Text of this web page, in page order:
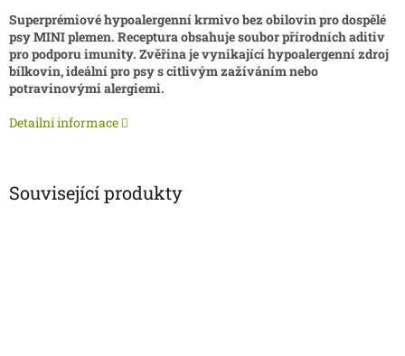
Superprémiovéhypoalergenní krmivo bez obilovin pro dospělé
psy MINI plemen. Receptura obsahuje soubor přírodních aditiv
pro podporu imunity. Zvěřina je vynikající hypoalergenní zdroj
bílkovin, ideální pro psy s citlivým zažíváním nebo
potravinovými alergiemi.
Detailní informace
Související produkty